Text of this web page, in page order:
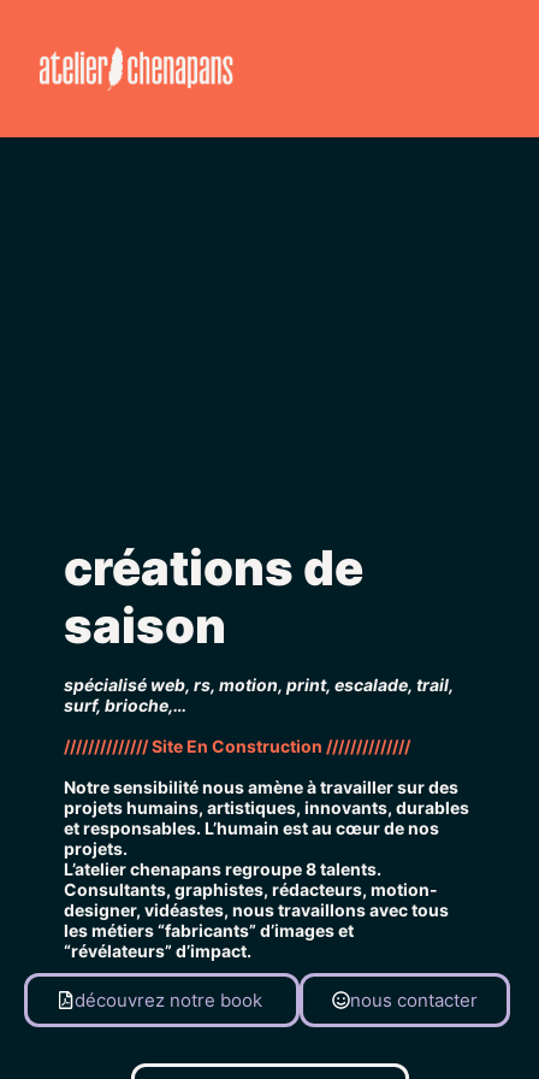
créations de
saison
spécialisé web, rs, motion, print, escalade, trail,
surf, brioche,…
////////////// Site En Construction //////////////
Notre sensibilité nous amène à travailler sur des
projets humains, artistiques, innovants, durables
et responsables. L’humain est au cœur de nos
projets.
L’atelier chenapans regroupe 8 talents.
Consultants, graphistes, rédacteurs, motion-
designer, vidéastes, nous travaillons avec tous
les métiers “fabricants” d’images et
“révélateurs” d’impact.
découvrez notre book nous contacter